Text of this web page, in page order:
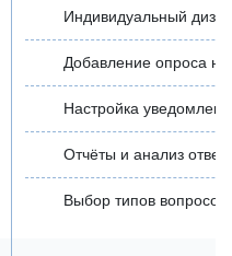
Индивидуальный
Добавление опроса на
Настройка
Отчёты и анализ
Выбор типов вопросов